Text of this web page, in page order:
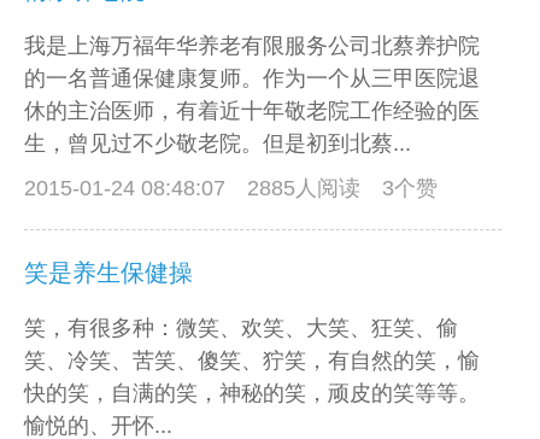
我是上海万福年华养老有限服务公司北蔡养护院
的一名普通保健康复师。作为一个从三甲医院退
休的主治医师，有着近十年敬老院工作经验的医
生，曾见过不少敬老院。但是初到北蔡...
2015-01-24 08:48:07
2885人阅读 3个赞
笑是养生保健操
笑，有很多种：微笑、欢笑、大笑、狂笑、偷
笑、冷笑、苦笑、傻笑、狞笑，有自然的笑，愉
快的笑，自满的笑，神秘的笑，顽皮的笑等等。
愉悦的、开怀...